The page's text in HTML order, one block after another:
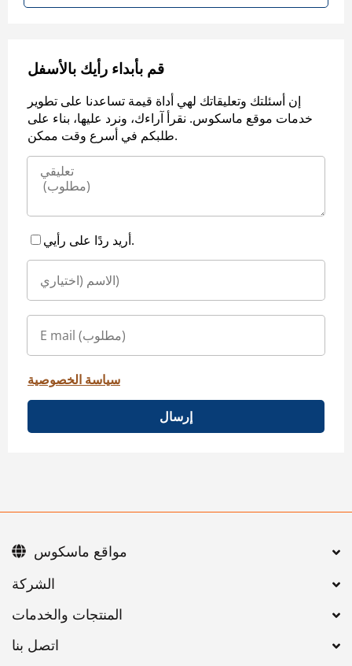
قم بأبداء رأيك بالأسفل
إن أسئلتك وتعليقاتك لهي أداة قيمة تساعدنا على تطوير
خدمات موقع ماسكوس. نقرأ آراءك، ونرد عليها، بناء على
طلبكم في أسرع وقت ممكن.
أريد ردًا على رأيي.
سياسة الخصوصية
إرسال
اتصل بنا
مواقع ماسكوس